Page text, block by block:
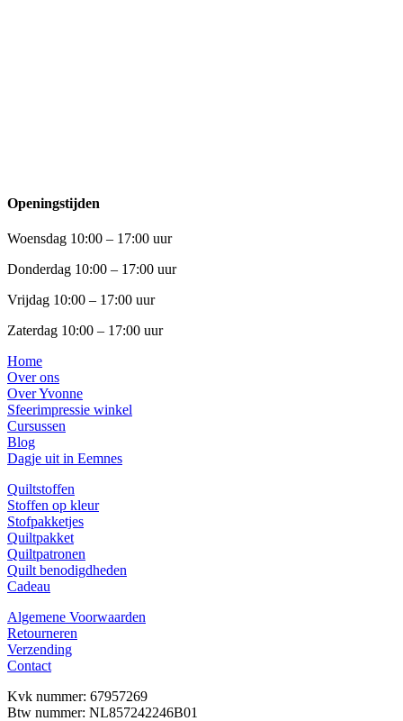
Openingstijden
Woensdag 10:00 – 17:00 uur
Donderdag 10:00 – 17:00 uur
Vrijdag 10:00 – 17:00 uur
Zaterdag 10:00 – 17:00 uur
Home
Over ons
Over Yvonne
Sfeerimpressie winkel
Cursussen
Blog
Dagje uit in Eemnes
Quiltstoffen
Stoffen op kleur
Stofpakketjes
Quiltpakket
Quiltpatronen
Quilt benodigdheden
Cadeau
Algemene Voorwaarden
Retourneren
Verzending
Contact
Kvk nummer: 67957269
Btw nummer: NL857242246B01